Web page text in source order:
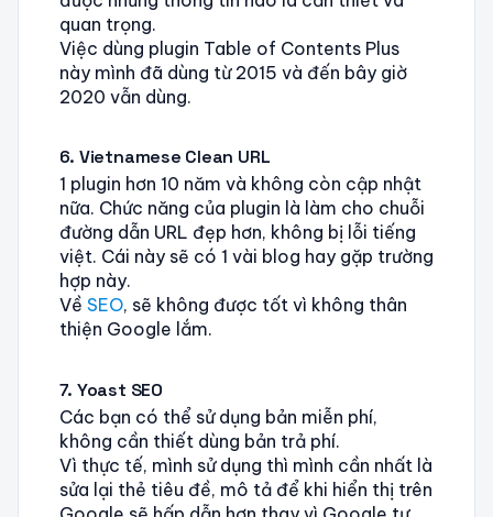
quan trọng.
Việc dùng plugin Table of Contents Plus
này mình đã dùng từ 2015 và đến bây giờ
2020 vẫn dùng.
6. Vietnamese Clean URL
1 plugin hơn 10 năm và không còn cập nhật
nữa. Chức năng của plugin là làm cho chuỗi
đường dẫn URL đẹp hơn, không bị lỗi tiếng
việt. Cái này sẽ có 1 vài blog hay gặp trường
hợp này.
Về SEO, sẽ không được tốt vì không thân
thiện Google lắm.
7. Yoast SEO
Các bạn có thể sử dụng bản miễn phí,
không cần thiết dùng bản trả phí.
Vì thực tế, mình sử dụng thì mình cần nhất là
sửa lại thẻ tiêu đề, mô tả để khi hiển thị trên